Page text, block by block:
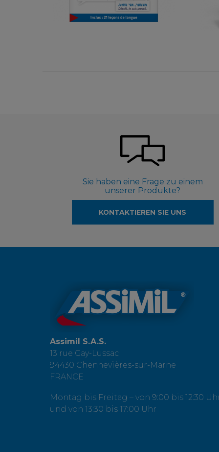
5,50 €
Sie haben eine Frage zu einem
unserer Produkte?
KONTAKTIEREN SIE UNS
Assimil S.A.S.
13 rue Gay-Lussac
94430 Chennevières-sur-Marne
FRANCE
Montag bis Freitag – von 9:00 bis 12:30
und von 13:30 bis 17:00 Uhr